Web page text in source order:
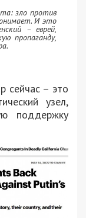
зло против
И это
– еврей,
пропаганду,
сейчас – это
узел,
поддержку